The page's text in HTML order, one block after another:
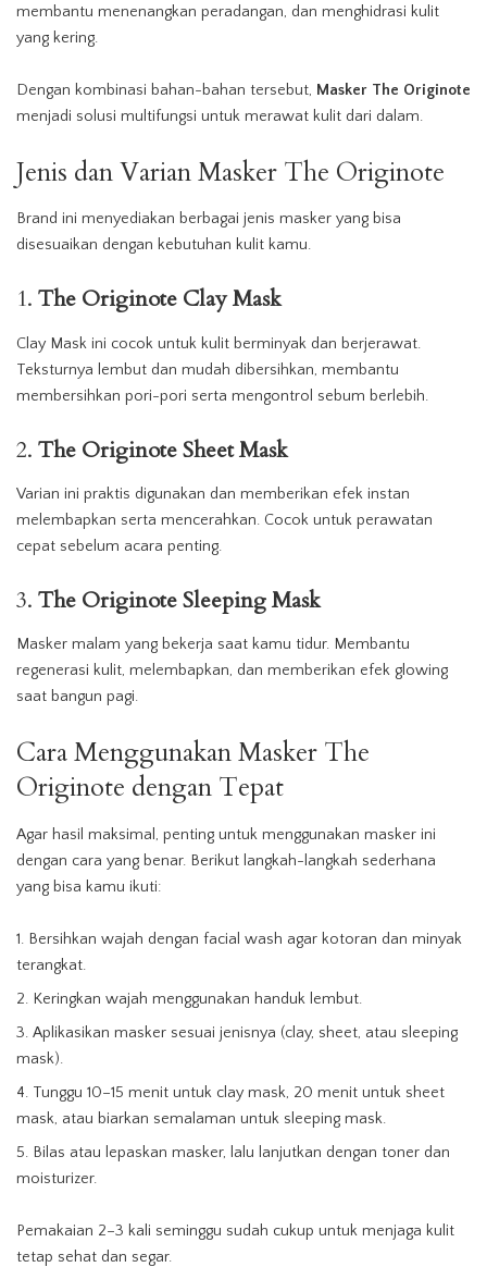
membantu menenangkan peradangan, dan menghidrasi kulit
yang kering.
Dengan kombinasi bahan-bahan tersebut, Masker The Originote
menjadi solusi multifungsi untuk merawat kulit dari dalam.
Jenis dan Varian Masker The Originote
Brand ini menyediakan berbagai jenis masker yang bisa
disesuaikan dengan kebutuhan kulit kamu.
1. The Originote Clay Mask
Clay Mask ini cocok untuk kulit berminyak dan berjerawat.
Teksturnya lembut dan mudah dibersihkan, membantu
membersihkan pori-pori serta mengontrol sebum berlebih.
2. The Originote Sheet Mask
Varian ini praktis digunakan dan memberikan efek instan
melembapkan serta mencerahkan. Cocok untuk perawatan
cepat sebelum acara penting.
3. The Originote Sleeping Mask
Masker malam yang bekerja saat kamu tidur. Membantu
regenerasi kulit, melembapkan, dan memberikan efek glowing
saat bangun pagi.
Cara Menggunakan Masker The
Originote dengan Tepat
Agar hasil maksimal, penting untuk menggunakan masker ini
dengan cara yang benar. Berikut langkah-langkah sederhana
yang bisa kamu ikuti:
Bersihkan wajah dengan facial wash agar kotoran dan minyak
terangkat.
Keringkan wajah menggunakan handuk lembut.
Aplikasikan masker sesuai jenisnya (clay, sheet, atau sleeping
mask).
Tunggu 10–15 menit untuk clay mask, 20 menit untuk sheet
mask, atau biarkan semalaman untuk sleeping mask.
Bilas atau lepaskan masker, lalu lanjutkan dengan toner dan
moisturizer.
Pemakaian 2–3 kali seminggu sudah cukup untuk menjaga kulit
tetap sehat dan segar.